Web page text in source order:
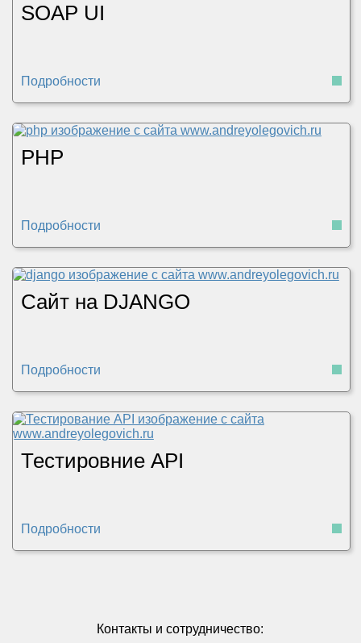
SOAP UI
Подробности
PHP
Подробности
Сайт на DJANGO
Подробности
Тестировние API
Подробности
Контакты и сотрудничество: